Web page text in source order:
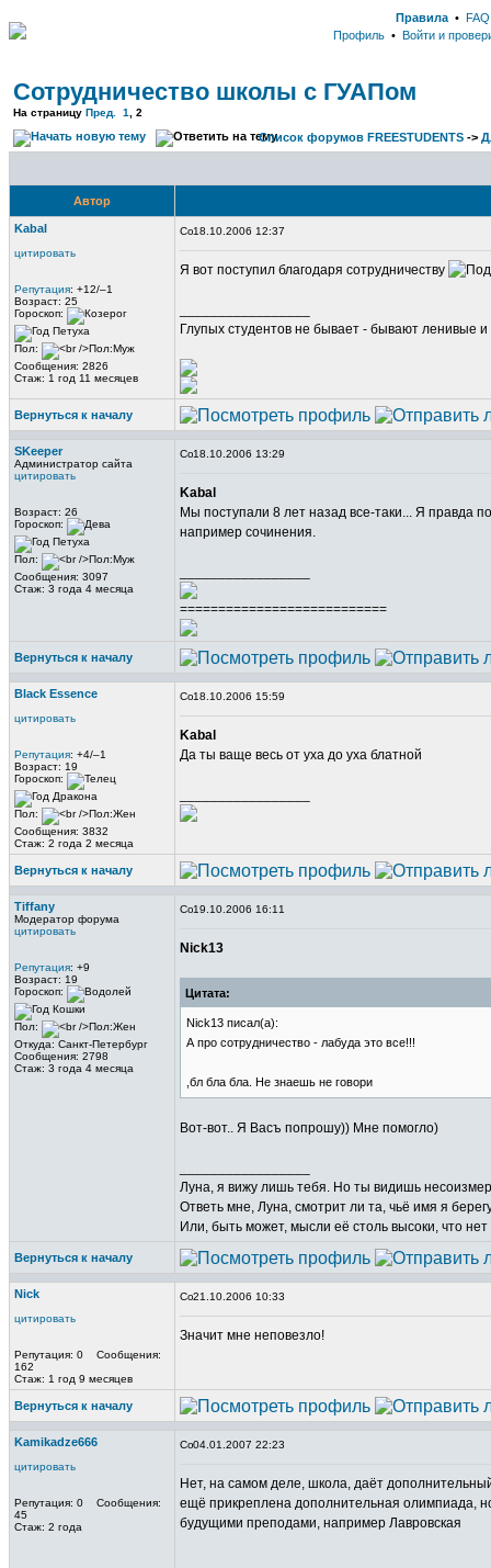
Правила • FAQ
Профиль • Войти и
Сотрудничество школы с ГУАПом
На страницу Пред. 1 2
Список форумов FREESTUDENTS ->
Автор
Kabal
цитировать
Репутация: +12/–1
Возраст: 25
Гороскоп:
Пол:
Сообщения: 2826
Стаж: 1 год 11 месяцев
18.10.2006 12:37
Я вот поступил благодаря сотрудничеству
Глупых студентов не бывает - бывают ленивые
Вернуться к началу
SKeeper
Администратор сайта
цитировать
Возраст: 26
Гороскоп:
Пол:
Сообщения: 3097
Стаж: 3 года 4 месяца
18.10.2006 13:29
Kabal
Мы поступали 8 лет назад все-таки... Я правда
например сочинения.
===========================
Вернуться к началу
Black Essence
цитировать
Репутация: +4/–1
Возраст: 19
Гороскоп:
Пол:
Сообщения: 3832
Стаж: 2 года 2 месяца
18.10.2006 15:59
Kabal
Да ты ваще весь от уха до уха блатной
Вернуться к началу
Tiffany
Модератор форума
цитировать
Репутация: +9
Возраст: 19
Гороскоп:
Пол:
Откуда: Санкт-Петербург
Сообщения: 2798
Стаж: 3 года 4 месяца
19.10.2006 16:11
Nick13
Цитата:
Nick13 писал(а):
А про сотрудничество - лабуда это все!!!
,бл бла бла. Не знаешь не говори
Вот-вот.. Я Васъ попрошу)) Мне помогло)
Луна, я вижу лишь тебя. Но ты видишь
Ответь мне, Луна, смотрит ли та, чьё имя я
Или, быть может, мысли её столь высоки, что
Вернуться к началу
Nick
цитировать
Репутация: 0 Сообщения:
162
Стаж: 1 год 9 месяцев
21.10.2006 10:33
Значит мне неповезло!
Вернуться к началу
Kamikadze666
цитировать
Репутация: 0 Сообщения:
45
Стаж: 2 года
04.01.2007 22:23
Нет, на самом деле, школа, даёт
ещё прикреплена дополнительная олимпиада,
будущими преподами, например Лавровская